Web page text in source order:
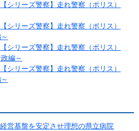
シリーズ警察】走れ警察（ポリス）
シリーズ警察】走れ警察（ポリス）
シリーズ警察】走れ警察（ポリス）
編～
シリーズ警察】走れ警察（ポリス）
営基盤を安定させ理想の県立病院